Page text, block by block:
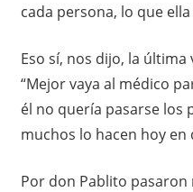
cada persona, lo que
Eso sí, nos dijo, la
“Mejor vaya al médico
él no quería pasarse los
muchos lo hacen hoy en
Por don Pablito